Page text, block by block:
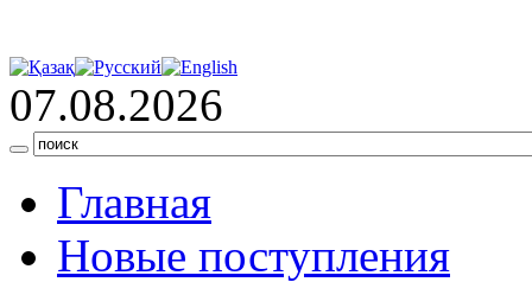
07.08.2026
Главная
Новые поступления